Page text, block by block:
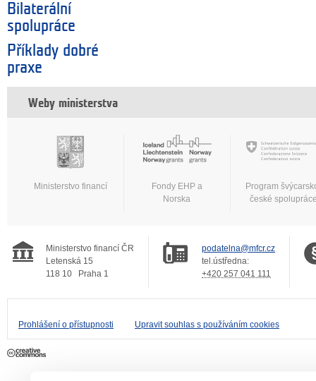
Bilaterální
spolupráce
Příklady dobré
praxe
Weby ministerstva
Ministerstvo financí
Fondy EHP a
Norska
Program
české
Ministerstvo financí ČR
Letenská 15
118 10
Praha 1
podatelna@mfcr.cz
tel.ústředna:
+420 257 041 111
Prohlášení o přístupnosti Upravit souhlas s používáním cookies